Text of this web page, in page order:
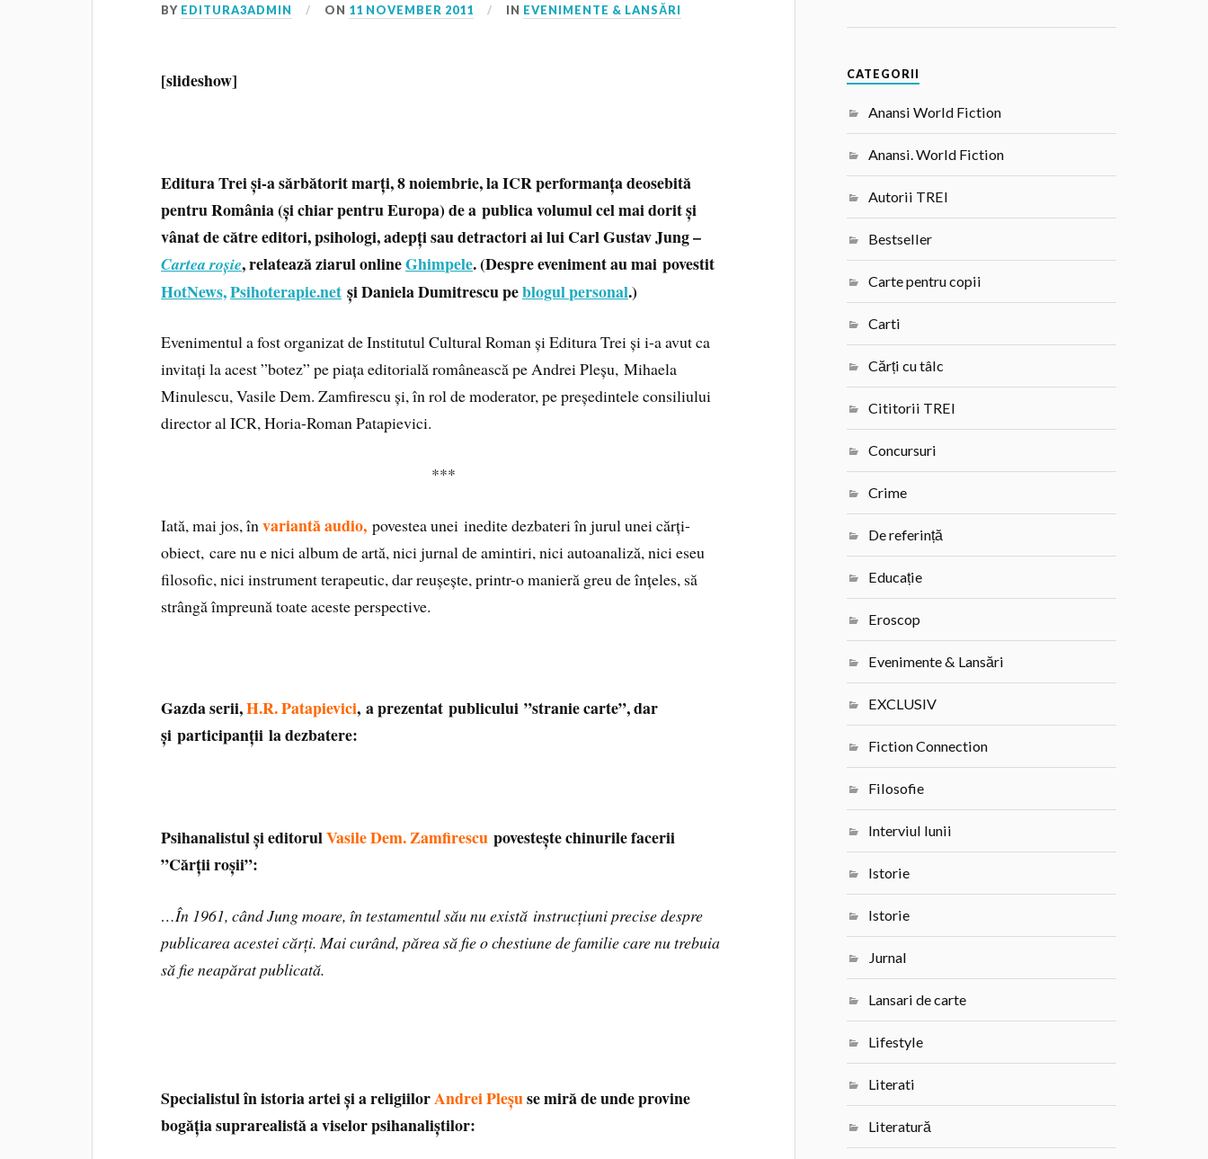
BY EDITURA3ADMIN ON 11 NOVEMBER 2011 IN EVENIMENTE & LANSĂRI
[slideshow]
Editura Trei și-a sărbătorit marți, 8 noiembrie, la ICR performanța deosebită
pentru România (și chiar pentru Europa) de a publica volumul cel mai dorit și
vânat de către editori, psihologi, adepți sau detractori ai lui Carl Gustav Jung –
Cartea roșie, relatează ziarul onlineGhimpele. (Despre eveniment au mai povestit
HotNews,Psihoterapie.net și Daniela Dumitrescu peblogul personal.)
Evenimentul a fost organizat de Institutul Cultural Roman și Editura Trei și i-a avut ca
invitați la acest ”botez” pe piața editorială românească pe Andrei Pleșu, Mihaela
Minulescu, Vasile Dem. Zamfirescu și, în rol de moderator, pe președintele consiliului
director al ICR, Horia-Roman Patapievici.
***
Iată, mai jos, învariantă audio, povestea unei inedite dezbateri în jurul unei cărți-
obiect, care nu e nici album de artă, nici jurnal de amintiri, nici autoanaliză, nici eseu
filosofic, nici instrument terapeutic, dar reușește, printr-o manieră greu de înțeles, să
strângă împreună toate aceste perspective.
Gazda serii,H.R. Patapievici, a prezentat publicului ”stranie carte”, dar
și participanții la dezbatere:
Psihanalistul și editorulVasile Dem. Zamfirescu povestește chinurile facerii
”Cărții roșii”:
…În 1961, când Jung moare, în testamentul său nu există instrucțiuni precise despre
publicarea acestei cărți. Mai curând, părea să fie o chestiune de familie care nu trebuia
să fie neapărat publicată.
Specialistul în istoria artei și a religiilorAndrei Pleșuse miră de unde provine
bogăția suprarealistă a viselor psihanaliștilor:
CATEGORII
Anansi World Fiction
Anansi. World Fiction
Autorii TREI
Bestseller
Carte pentru copii
Carti
Cărți cu tâlc
Cititorii TREI
Concursuri
Crime
De referință
Educație
Eroscop
Evenimente & Lansări
EXCLUSIV
Fiction Connection
Filosofie
Interviul lunii
Istorie
Istorie
Jurnal
Lansari de carte
Lifestyle
Literati
Literatură